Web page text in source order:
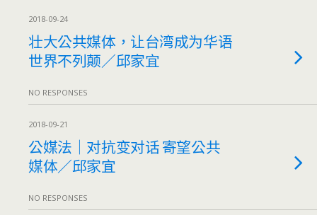
2018-09-24
壮大公共媒体，让台湾成为华语
世界不列颠／邱家宜
NO RESPONSES
2018-09-21
公媒法｜对抗变对话 寄望公共
媒体／邱家宜
NO RESPONSES